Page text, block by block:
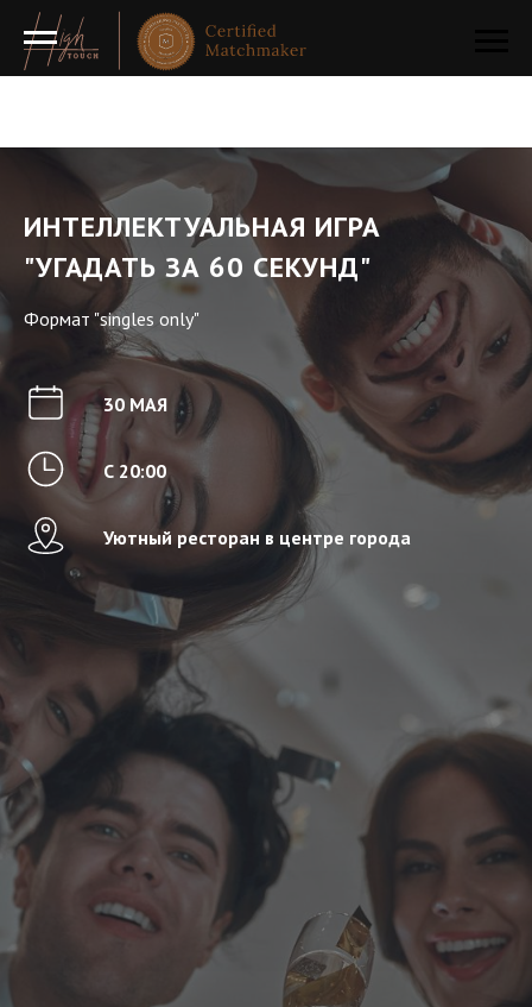
ИНТЕЛЛЕКТУАЛЬНАЯ ИГРА
"УГАДАТЬ ЗА 60 СЕКУНД"
Формат "singles only"
30 МАЯ
С 20:00
Уютный ресторан в центре города